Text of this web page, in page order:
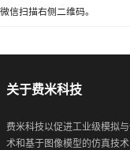
微信扫描右侧二维码。
关于费米科技
费米科技以促进工业级模拟
术和基于图像模型的仿真技